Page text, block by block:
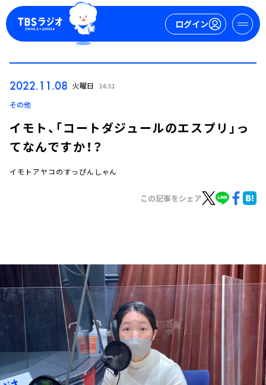
ログイン
お知らせ
イベント・グッズ
YouTube
会社情報
2022.11.08 火曜日 14:31
その他
イモト、「コートダジュールのエスプリ」っ
てなんですか！？
イモトアヤコのすっぴんしゃん
この記事をシェア